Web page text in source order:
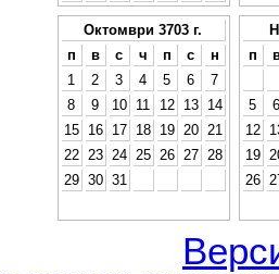
Октомври 3703 г.
п
в с ч п с
н
1
2 3 4 5 6
7
8
9 10 11 12 13
14
15
16 17 18 19 20
21
22
23 24 25 26 27
28
29 30 31
п
5
6
12
19
26